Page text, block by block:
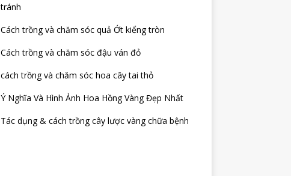
tránh
Cách trồng và chăm sóc quả Ớt kiểng tròn
Cách trồng và chăm sóc đậu ván đỏ
cách trồng và chăm sóc hoa cây tai thỏ
Ý Nghĩa Và Hình Ảnh Hoa Hồng Vàng Đẹp Nhất
Tác dụng & cách trồng cây lược vàng chữa bệnh